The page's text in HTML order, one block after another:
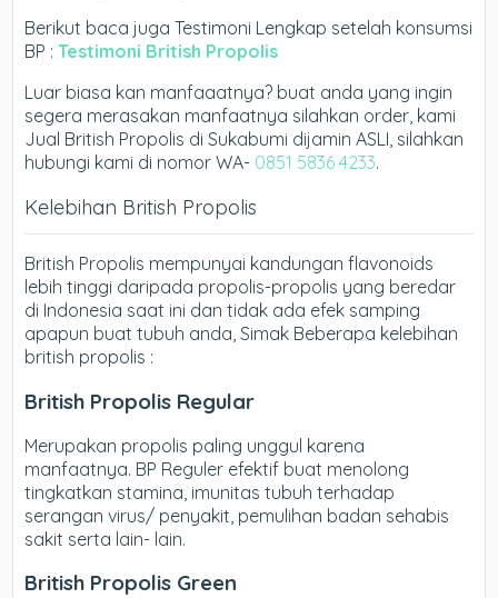
Berikut baca juga Testimoni Lengkap setelah konsumsi
BP :Testimoni British Propolis
Luar biasa kan manfaaatnya? buat anda yang ingin
segera merasakan manfaatnya silahkan order, kami
Jual British Propolis di Sukabumi dijamin ASLI, silahkan
hubungi kami di nomor WA- 0851 5836 4233.
Kelebihan British Propolis
British Propolis mempunyai kandungan flavonoids
lebih tinggi daripada propolis-propolis yang beredar
di Indonesia saat ini dan tidak ada efek samping
apapun buat tubuh anda, Simak Beberapa kelebihan
british propolis :
British Propolis Regular
Merupakan propolis paling unggul karena
manfaatnya. BP Reguler efektif buat menolong
tingkatkan stamina, imunitas tubuh terhadap
serangan virus/ penyakit, pemulihan badan sehabis
sakit serta lain- lain.
British Propolis Green